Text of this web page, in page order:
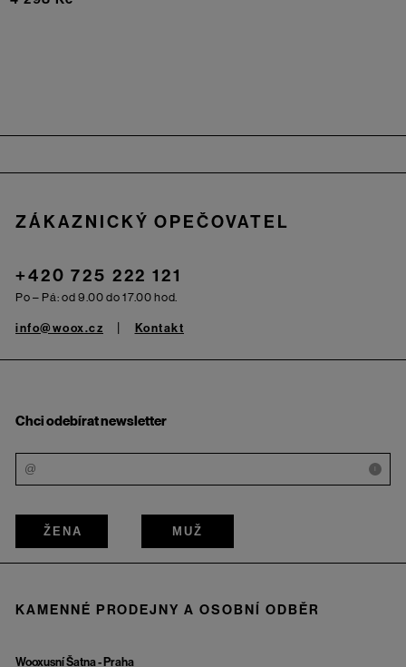
ZÁKAZNICKÝ OPEČOVATEL
+420 725 222 121
Po – Pá: od 9.00 do 17.00 hod.
info@woox.cz Kontakt
Chci odebírat newsletter
i
ŽENA MUŽ
KAMENNÉ PRODEJNY A OSOBNÍ ODBĚR
Wooxusní Šatna - Praha